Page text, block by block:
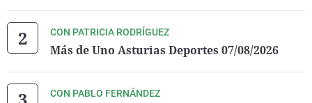
CON PATRICIA RODRÍGUEZ
Más de Uno Asturias Deportes 07/08/2026
CON PABLO FERNÁNDEZ